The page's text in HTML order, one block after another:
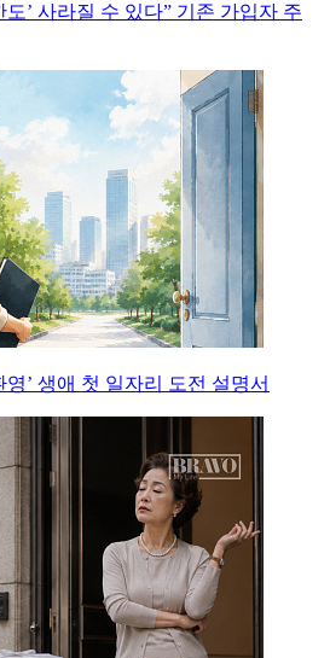
도’ 사라질 수 있다” 기존 가입자 주
영’ 생애 첫 일자리 도전 설명서